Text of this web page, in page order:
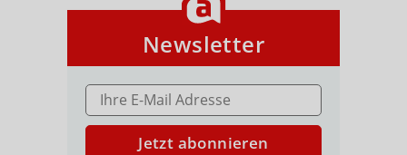
Newsletter
E-MAIL ADRESSE
Jetzt abonnieren